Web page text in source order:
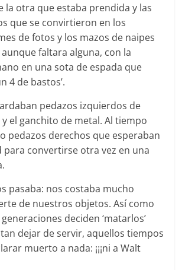
la otra que estaba prendida y las
que se convirtieron en los
de fotos y los mazos de naipes
faltara alguna, con la
en una sota de espada que
4 de bastos’.
pedazos izquierdos de
el ganchito de metal. Al tiempo
pedazos derechos que esperaban
para convertirse otra vez en una
pasaba: nos costaba mucho
de nuestros objetos. Así como
deciden ‘matarlos’
dejar de servir, aquellos tiempos
muerto a nada: ¡¡¡ni a Walt